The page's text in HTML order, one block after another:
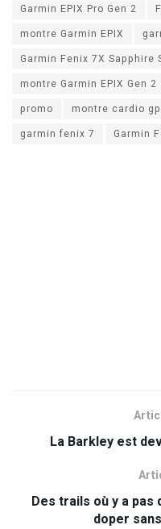
Garmin EPIX Pro Gen 2
montre Garmin EPIX
Garmin Fenix 7X Sapphire
montre Garmin EPIX Gen 2
promo
montre cardio
garmin fenix 7
Garmin
La Barkley est
Des trails où y a
doper